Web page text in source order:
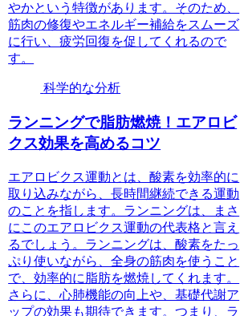
やかという特徴があります。そのため、
筋肉の修復やエネルギー補給をスムーズ
に行い、疲労回復を促してくれるので
す。
科学的な分析
ランニングで脂肪燃焼！エアロビ
クス効果を高めるコツ
エアロビクス運動とは、酸素を効率的に
取り込みながら、長時間継続できる運動
のことを指します。ランニングは、まさ
にこのエアロビクス運動の代表格と言え
るでしょう。ランニングは、酸素をたっ
ぷり使いながら、全身の筋肉を使うこと
で、効率的に脂肪を燃焼してくれます。
さらに、心肺機能の向上や、基礎代謝ア
ップの効果も期待できます。つまり、ラ